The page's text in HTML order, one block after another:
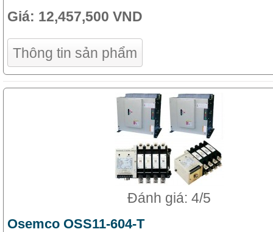
Giá: 12,457,500 VND
Thông tin sản phẩm
Đánh giá: 4/5
Osemco OSS11-604-T